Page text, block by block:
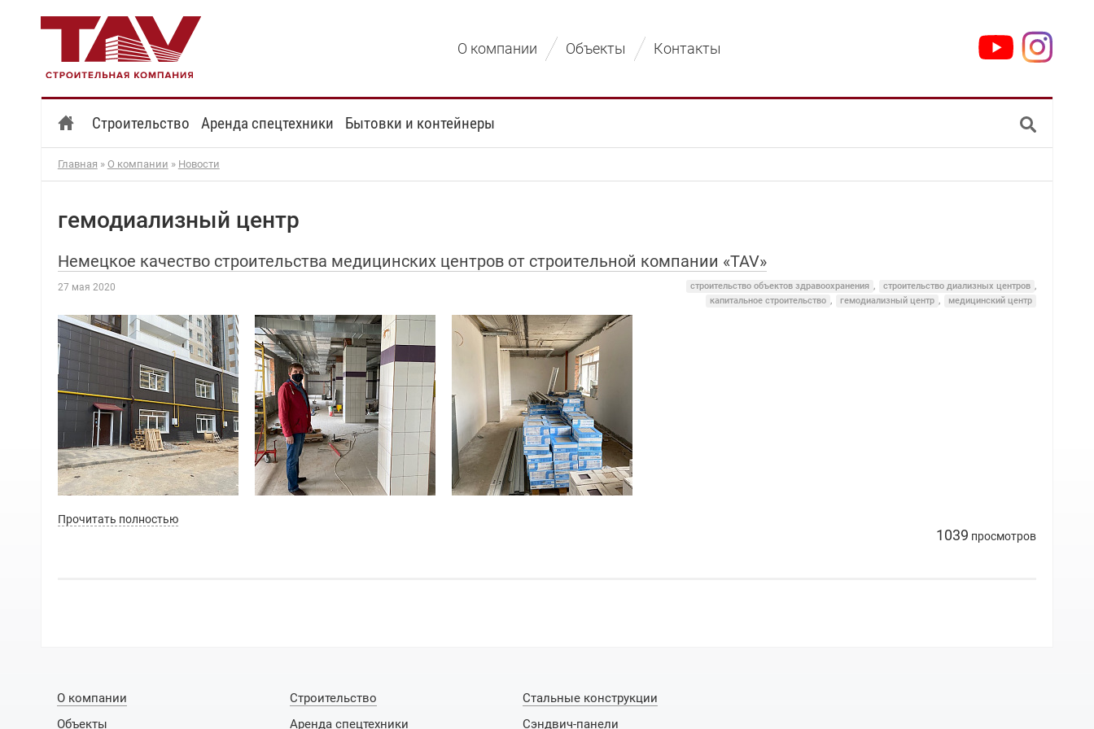
О компании Объекты Контакты
Строительство Аренда спецтехники Бытовки и контейнеры
Главная » О компании » Новости
гемодиализный центр
Немецкое качество строительства медицинских центров от строительной компании «TAV»
27 мая 2020 строительство объектов здравоохранения , строительство диализных центров ,
капитальное строительство , гемодиализный центр , медицинский центр
Прочитать полностью
1039 просмотров
О компании
Объекты
Строительство
Аренда спецтехники
Стальные конструкции
Сэндвич-панели